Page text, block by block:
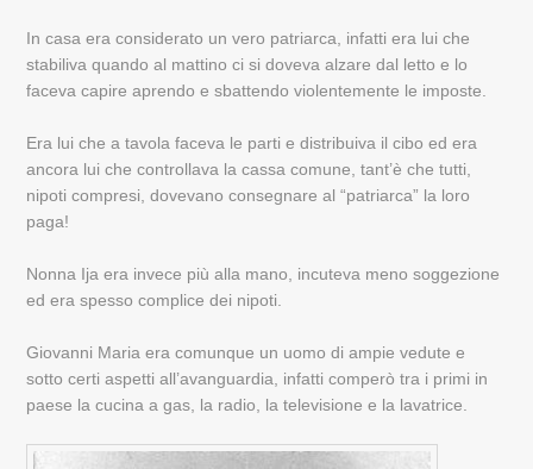
In casa era considerato un vero patriarca, infatti era lui che
stabiliva quando al mattino ci si doveva alzare dal letto e lo
faceva capire aprendo e sbattendo violentemente le imposte.
Era lui che a tavola faceva le parti e distribuiva il cibo ed era
ancora lui che controllava la cassa comune, tant’è che tutti,
nipoti compresi, dovevano consegnare al “patriarca” la loro
paga!
Nonna Ija era invece più alla mano, incuteva meno soggezione
ed era spesso complice dei nipoti.
Giovanni Maria era comunque un uomo di ampie vedute e
sotto certi aspetti all’avanguardia, infatti comperò tra i primi in
paese la cucina a gas, la radio, la televisione e la lavatrice.